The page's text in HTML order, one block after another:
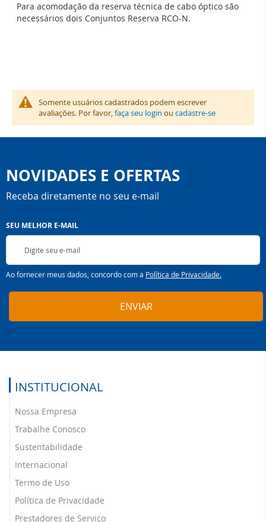
Para acomodação da reserva técnica de cabo óptico são
necessários dois Conjuntos Reserva RCO-N.
Somente usuários cadastrados podem escrever
avaliações. Por favor,faça seu login ou cadastre-se
NOVIDADES E OFERTAS
Receba diretamente no seu e-mail
Inscreva-
se
nossa
Newsletter:
SEU MELHOR E-MAIL
Ao fornecer meus dados, concordo com a Política de Privacidade.
ENVIAR
INSTITUCIONAL
Nossa Empresa
Trabalhe Conosco
Sustentabilidade
Internacional
Termo de Uso
Política de Privacidade
Prestadores de Serviço